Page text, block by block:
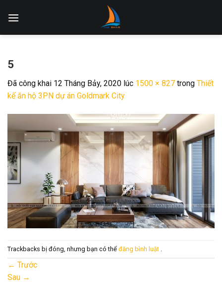
5
Đã công khai 12 Tháng Bảy, 2020 lúc 1500 × 827 trong Thiết
kế ăn hộ 3PN dự án Goldmark City
Trackbacks bị đóng, nhưng bạn có thể đăng bình luật
← Trước
Sau →